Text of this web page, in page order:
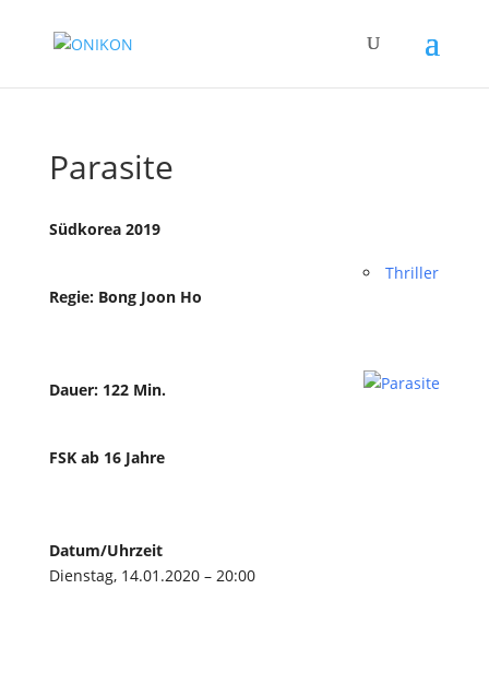
Parasite
Thriller
Südkorea 2019
Regie: Bong Joon Ho
Dauer: 122 Min.
FSK ab 16 Jahre
Datum/Uhrzeit
Dienstag, 14.01.2020 – 20:00